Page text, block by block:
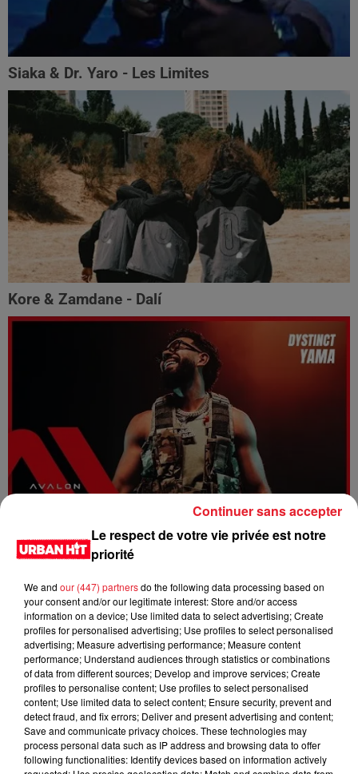
Siaka & Dr. Yaro - Les Limites
Kore & Zamdane - Dalí
FOLA & Victony - golibe
Le respect de votre vie privée est notre
priorité
We and our (447) partnersdo the following data processing based on
your consent and/or our legitimate interest: Store and/or access
information on a device; Use limited data to select advertising; Create
profiles for personalised advertising; Use profiles to select personalised
advertising; Measure advertising performance; Measure content
performance; Understand audiences through statistics or combinations
of data from different sources; Develop and improve services; Create
profiles to personalise content; Use profiles to select personalised
content; Use limited data to select content; Ensure security, prevent and
detect fraud, and fix errors; Deliver and present advertising and content;
Save and communicate privacy choices. These technologies may
process personal data such as IP address and browsing data to offer
following functionalities: Identify devices based on information actively
Continuer sans accepter